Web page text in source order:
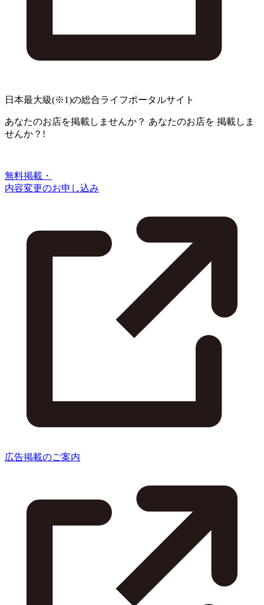
日本最大級(※1)の総合ライフポータルサイト
あなたのお店を掲載しませんか？ あなたのお店を 掲載しま
せんか？!
無料掲載・
内容変更のお申し込み
広告掲載のご案内